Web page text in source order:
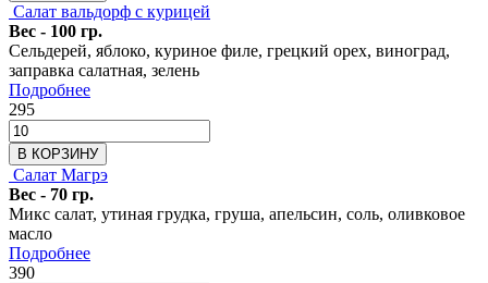
Салат вальдорф с курицей
Вес - 100 гр.
Cельдерей, яблоко, куриное филе, грецкий орех, виноград,
заправка салатная, зелень
Подробнее
295
В КОРЗИНУ
Салат Магрэ
Вес - 70 гр.
Микс салат, утиная грудка, груша, апельсин, соль, оливковое
масло
Подробнее
390